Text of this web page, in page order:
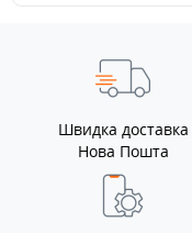
Швидка доставка
Нова Пошта